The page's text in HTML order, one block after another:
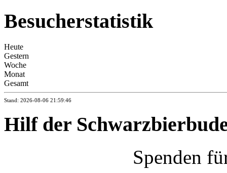
Besucherstatistik
Heute
Gestern
Woche
Monat
Gesamt
Stand: 2026-08-06 21:59:46
Hilf der
Spenden